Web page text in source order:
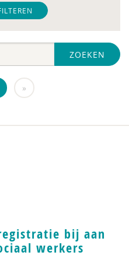
& Samenleving
seksueel
en seksueel geweld
LVB
ZOEKEN
»
bij aan
werkers